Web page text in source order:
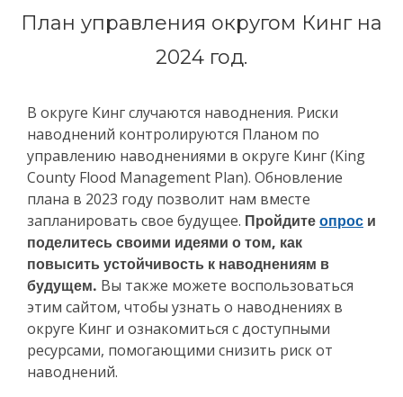
План управления округом Кинг на
2024 год.
В округе Кинг случаются наводнения. Риски
наводнений контролируются Планом по
управлению наводнениями в округе Кинг (King
County Flood Management Plan). Обновление
плана в 2023 году позволит нам вместе
запланировать свое будущее. Пройдитеопрос и
поделитесь своими идеями о том, как
повысить устойчивость к наводнениям в
будущем. Вы также можете воспользоваться
этим сайтом, чтобы узнать о наводнениях в
округе Кинг и ознакомиться с доступными
ресурсами, помогающими снизить риск от
наводнений.